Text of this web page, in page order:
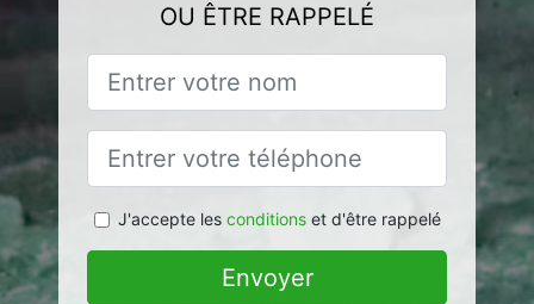
OU ÊTRE RAPPELÉ
J'accepte les conditionset d'être rappelé
Envoyer